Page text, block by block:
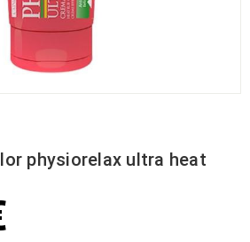
physiorelax ultra heat